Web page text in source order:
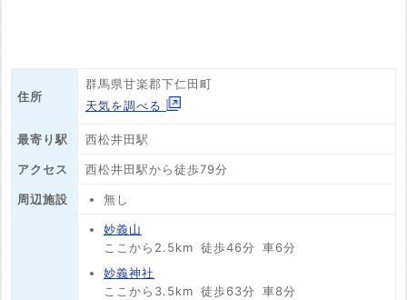
住所
群馬県甘楽郡下仁田町
天気を調べる
最寄り駅 西松井田駅
アクセス 西松井田駅から徒歩79分
周辺施設 無し
妙義山
ここから2.5km 徒歩46分
車6分
妙義神社
ここから3.5km 徒歩63分
車8分